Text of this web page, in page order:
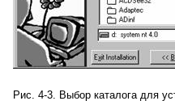
Рис. 4-3. Выбор каталога для